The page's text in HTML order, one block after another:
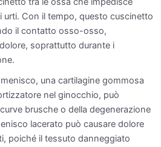
urti. Con il tempo, questo cuscinetto
il contatto osso-osso,
soprattutto durante i
una cartilagine gommosa
nel ginocchio, può
brusche o della degenerazione
lacerato può causare dolore
poiché il tessuto danneggiato